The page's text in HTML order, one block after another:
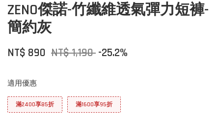
ZENO傑諾-竹纖維透氣彈力短褲-
簡約灰
NT$ 890 NT$ 1,190 -25.2%
適用優惠
滿2400享85折 滿1600享95折